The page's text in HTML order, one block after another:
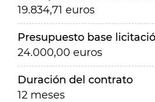
19.834,71 euros
Presupuesto base
24.000,00 euros
Duración del contrato
12 meses